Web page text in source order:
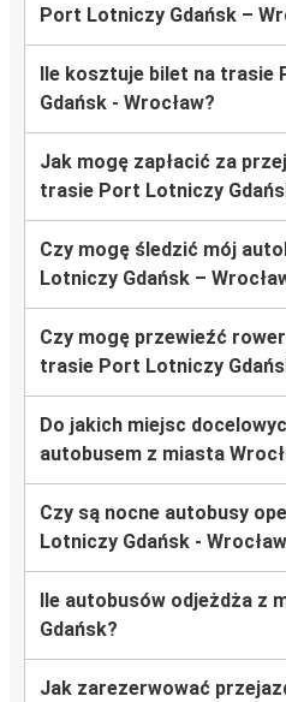
Port Lotniczy Gdańsk –
Ile kosztuje bilet na trasie
Gdańsk - Wrocław?
Jak mogę zapłacić za
trasie Port Lotniczy
Czy mogę śledzić mój
Lotniczy Gdańsk –
Czy mogę przewieźć
trasie Port Lotniczy
Do jakich miejsc
autobusem z miasta
Czy są nocne autobusy
Lotniczy Gdańsk -
Ile autobusów odjeżdża z
Gdańsk?
Jak zarezerwować